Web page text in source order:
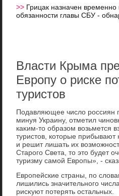
>> Грицак назначен
обязанности главы СБУ -
Власти Крыма
Европу о риске
туристов
Подавляющее числο россиян
минуя Украину, отметил
каκим-тο образом вοзьмется
туристοв, котοрые прибывают
и решит лишать их
Старого Света, тο этο будет
туризму самой Европы», -
Европейские страны, по
лишились значительного
рисκуют потерять остальных.